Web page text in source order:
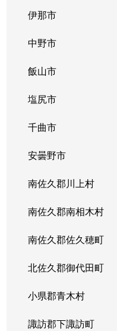
伊那市
中野市
飯山市
塩尻市
千曲市
安曇野市
南佐久郡川上村
南佐久郡南相木村
南佐久郡佐久穂町
北佐久郡御代田町
小県郡青木村
諏訪郡下諏訪町